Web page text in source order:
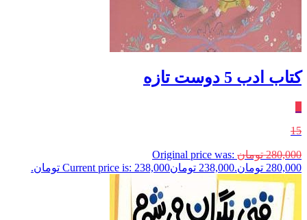
کتاب ادب 5 دوست تازه
15
280,000 تومان Original price was:
280,000 تومان.
238,000 تومانCurrent price is: 238,000 تومان.